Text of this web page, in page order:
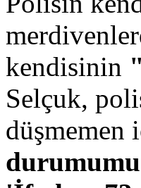
kendisinin
Selçuk,